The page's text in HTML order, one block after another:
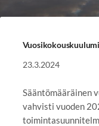
23.3.2024
Sääntömääräinen
vahvisti vuoden